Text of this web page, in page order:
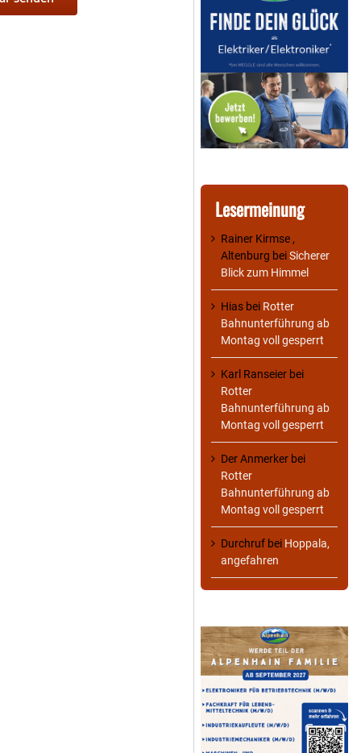
Lesermeinung
Rainer Kirmse ,
Altenburg beiSicherer
Blick zum Himmel
Hias bei Rotter
Bahnunterführung ab
Montag voll gesperrt
Karl Ranseier bei
Rotter
Bahnunterführung ab
Montag voll gesperrt
Der Anmerker bei
Rotter
Bahnunterführung ab
Montag voll gesperrt
Durchruf bei Hoppala,
angefahren